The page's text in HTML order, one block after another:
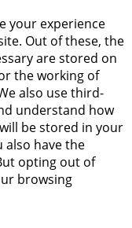
your experience
Out of these, the
are stored on
the working of
also use third-
understand how
be stored in your
also have the
opting out of
browsing